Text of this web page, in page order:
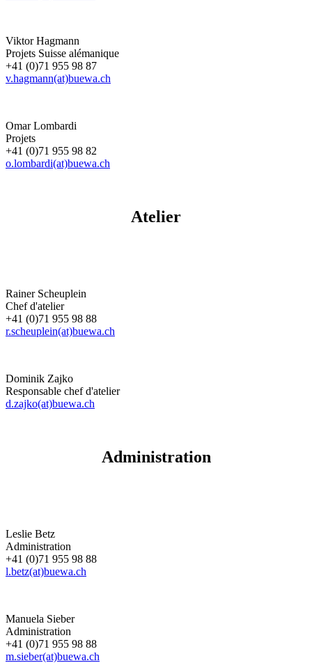
Viktor Hagmann
Projets Suisse alémanique
+41 (0)71 955 98 87
v.hagmann(at)buewa.ch
Omar Lombardi
Projets
+41 (0)71 955 98 82
o.lombardi(at)buewa.ch
Atelier
Rainer Scheuplein
Chef d'atelier
+41 (0)71 955 98 88
r.scheuplein(at)buewa.ch
Dominik Zajko
Responsable chef d'atelier
d.zajko(at)buewa.ch
Administration
Leslie Betz
Administration
+41 (0)71 955 98 88
l.betz(at)buewa.ch
Manuela Sieber
Administration
+41 (0)71 955 98 88
m.sieber(at)buewa.ch